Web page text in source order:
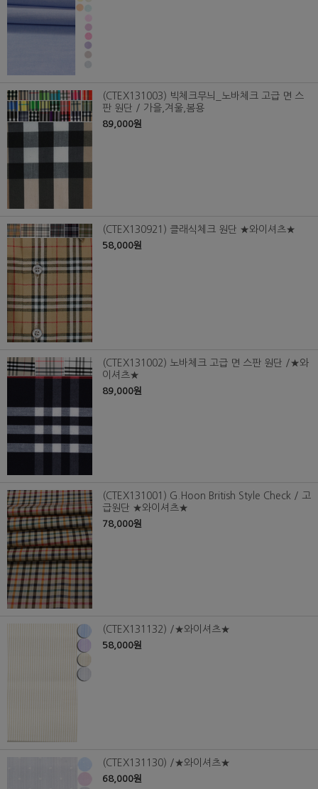
(CTEX131003) 빅체크무늬_노바체크 고급 면 스
판 원단 / 가을,겨울,봄용
89,000원
(CTEX130921) 클래식체크 원단 ★와이셔츠★
58,000원
(CTEX131002) 노바체크 고급 면 스판 원단 /★와
이셔츠★
89,000원
(CTEX131001) G.Hoon British Style Check / 고
급원단 ★와이셔츠★
78,000원
(CTEX131132) /★와이셔츠★
58,000원
(CTEX131130) /★와이셔츠★
68,000원